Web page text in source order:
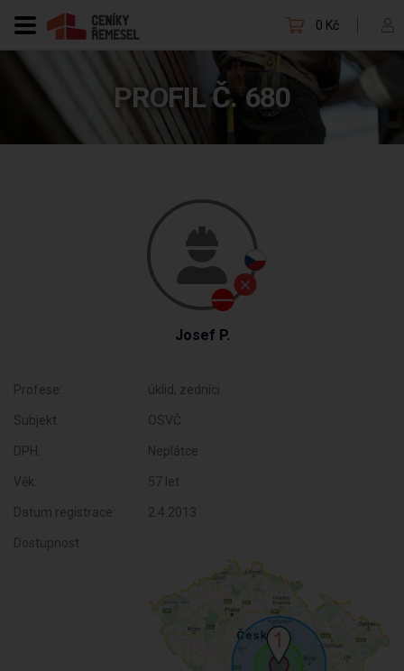
0 Kč
PROFIL Č. 680
Josef P.
Profese: úklid, zedníci
Subjekt: OSVČ
DPH: Neplátce
Věk: 57 let
Datum registrace: 2.4.2013
Dostupnost: